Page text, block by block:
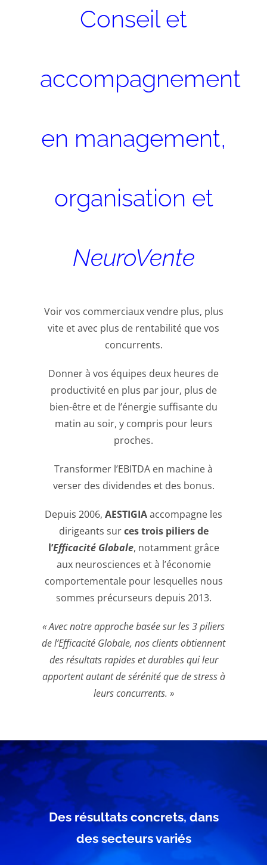
Conseil et
accompagnement
en management,
organisation et
NeuroVente
Voir vos commerciaux vendre plus, plus
vite et avec plus de rentabilité que vos
concurrents.
Donner à vos équipes deux heures de
productivité en plus par jour, plus de
bien-être et de l’énergie suffisante du
matin au soir, y compris pour leurs
proches.
Transformer l’EBITDA en machine à
verser des dividendes et des bonus.
Depuis 2006, AESTIGIAaccompagne les
dirigeants surces trois piliers de
l’Efficacité Globale, notamment grâce
aux neurosciences et à l’économie
comportementale pour lesquelles nous
sommes précurseurs depuis 2013.
« Avec notre approche basée sur les 3 piliers
de l’Efficacité Globale, nos clients obtiennent
des résultats rapides et durables qui leur
apportent autant de sérénité que de stress à
leurs concurrents. »
Des résultats concrets, dans
des secteurs variés